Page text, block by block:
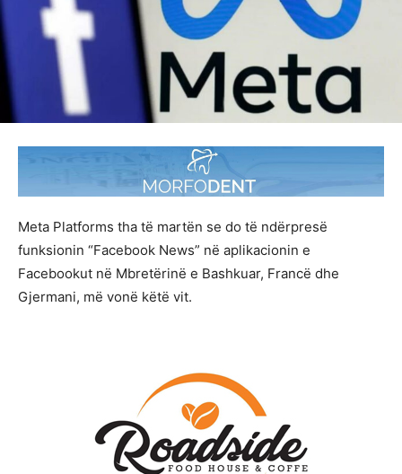
Meta Platforms tha të martën se do të ndërpresë
funksionin “Facebook News” në aplikacionin e
Facebookut në Mbretërinë e Bashkuar, Francë dhe
Gjermani, më vonë këtë vit.